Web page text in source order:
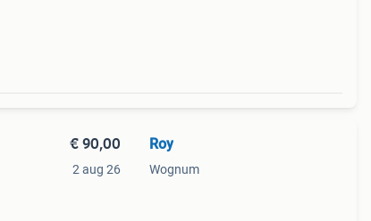
€ 90,00
2 aug 26
Roy
Wognum